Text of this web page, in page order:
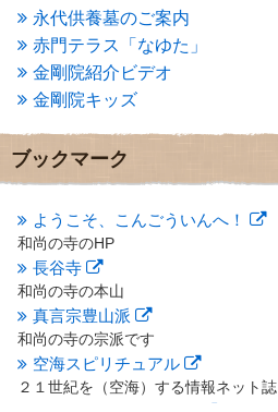
2013年4月(1)
2013年3月
(4)
2013年2月(6)
2013年1月(6)
2012年12月(7)
2012年10月(5)
2012年9月
(8)
2012年7月
(10)
2012年6月(14)
2012年5月
2012年4月(16)
2012年3月 (17)
2012年2月(20)
2012年1月(25)
2011年12月(22)
2011年11月(28)
永代供養墓のご案内
赤門テラス「なゆた」
金剛院紹介ビデオ
金剛院キッズ
ブックマーク
ようこそ、こんごういんへ！
和尚の寺のHP
長谷寺
和尚の寺の本山
真言宗豊山派
和尚の寺の宗派です
空海スピリチュアル
２１世紀を（空海）する情報ネット誌